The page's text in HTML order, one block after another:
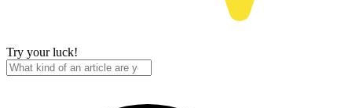
Try your luck!